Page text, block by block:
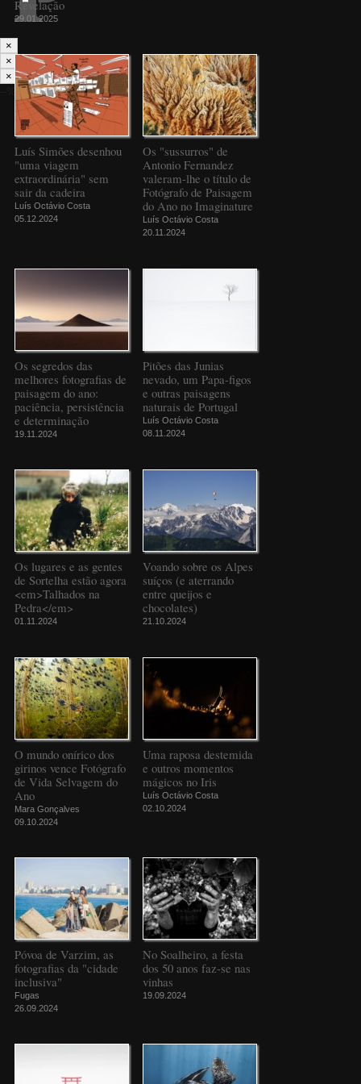
Revelação
29.01.2025
Luís Simões desenhou
"uma viagem
extraordinária" sem
sair da cadeira
Luís Octávio Costa
05.12.2024
Os "sussurros" de
Antonio Fernandez
valeram-lhe o título de
Fotógrafo de Paisagem
do Ano no Imaginature
Luís Octávio Costa
20.11.2024
Os segredos das
melhores fotografias de
paisagem do ano:
paciência, persistência
e determinação
19.11.2024
Pitões das Junias
nevado, um Papa-figos
e outras paisagens
naturais de Portugal
Luís Octávio Costa
08.11.2024
Os lugares e as gentes
de Sortelha estão agora
<em>Talhados na
Pedra</em>
01.11.2024
Voando sobre os Alpes
suíços (e aterrando
entre queijos e
chocolates)
21.10.2024
O mundo onírico dos
girinos vence Fotógrafo
de Vida Selvagem do
Ano
Mara Gonçalves
09.10.2024
Uma raposa destemida
e outros momentos
mágicos no Iris
Luís Octávio Costa
02.10.2024
Póvoa de Varzim, as
fotografias da "cidade
inclusiva"
Fugas
26.09.2024
No Soalheiro, a festa
dos 50 anos faz-se nas
vinhas
19.09.2024
×
×
×
--%>